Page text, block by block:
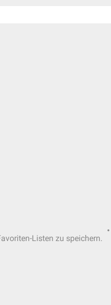
Listen zu speichern.